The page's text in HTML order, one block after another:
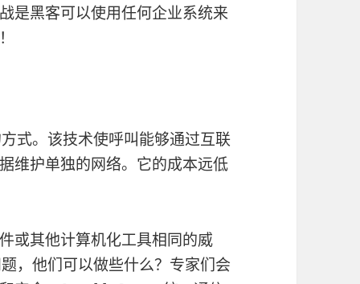
是黑客可以使用任何企业系统来
式。该技术使呼叫能够通过互联
维护单独的网络。它的成本远低
或其他计算机化工具相同的威
，他们可以做些什么？专家们会